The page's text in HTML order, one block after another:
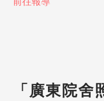
「廣東院